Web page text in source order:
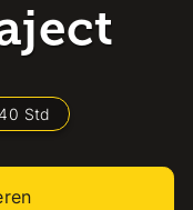
40 Std